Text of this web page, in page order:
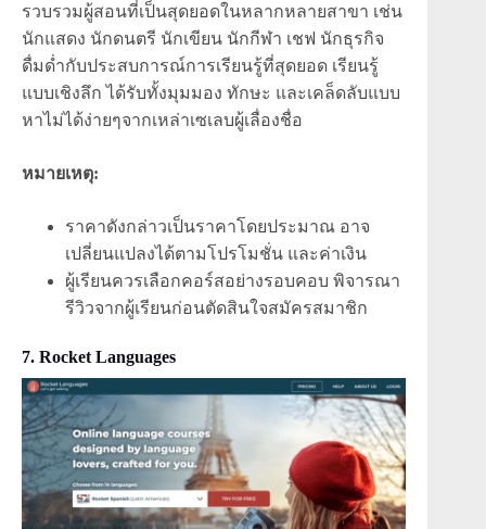
รวบรวมผู้สอนที่เป็นสุดยอดในหลากหลายสาขา เช่น
นักแสดง นักดนตรี นักเขียน นักกีฬา เชฟ นักธุรกิจ
ดื่มด่ำกับประสบการณ์การเรียนรู้ที่สุดยอด เรียนรู้
แบบเชิงลึก ได้รับทั้งมุมมอง ทักษะ และเคล็ดลับแบบ
หาไม่ได้ง่ายๆจากเหล่าเซเลบผู้เลื่องชื่อ
หมายเหตุ:
ราคาดังกล่าวเป็นราคาโดยประมาณ อาจ
เปลี่ยนแปลงได้ตามโปรโมชั่น และค่าเงิน
ผู้เรียนควรเลือกคอร์สอย่างรอบคอบ พิจารณา
รีวิวจากผู้เรียนก่อนตัดสินใจสมัครสมาชิก
7. Rocket Languages